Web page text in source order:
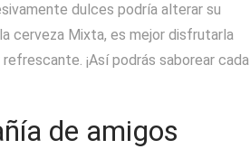
dulces podría alterar su
cerveza Mixta, es mejor disfrutarla
¡Así podrás saborear cada
de amigos